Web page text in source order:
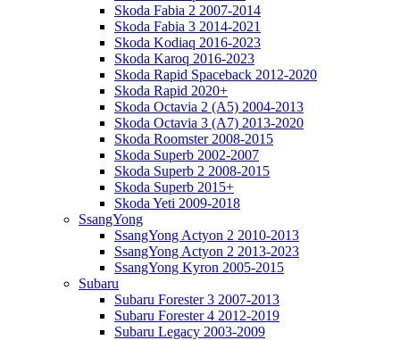
Skoda Fabia 2 2007-2014
Skoda Fabia 3 2014-2021
Skoda Kodiaq 2016-2023
Skoda Karoq 2016-2023
Skoda Rapid Spaceback 2012-2020
Skoda Rapid 2020+
Skoda Octavia 2 (A5) 2004-2013
Skoda Octavia 3 (A7) 2013-2020
Skoda Roomster 2008-2015
Skoda Superb 2002-2007
Skoda Superb 2 2008-2015
Skoda Superb 2015+
Skoda Yeti 2009-2018
SsangYong
SsangYong Actyon 2 2010-2013
SsangYong Actyon 2 2013-2023
SsangYong Kyron 2005-2015
Subaru
Subaru Forester 3 2007-2013
Subaru Forester 4 2012-2019
Subaru Legacy 2003-2009